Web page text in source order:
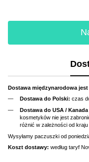
Dostawa międzynarodowa
Dostawa do Polski: czas
Dostawa do USA /
kosmetyków nie jest
różnić w zależności od kraju
Wysyłamy paczuszki od
Koszt dostawy: według taryf